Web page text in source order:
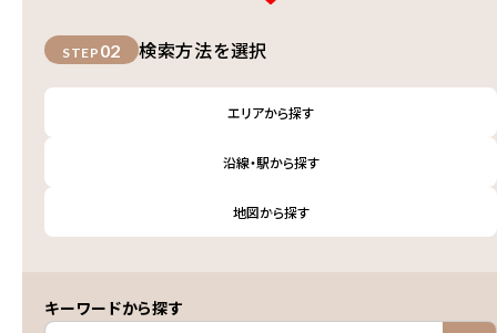
STEP 02 検索方法を選択
エリアから探す
沿線・駅から探す
地図から探す
キーワードから探す